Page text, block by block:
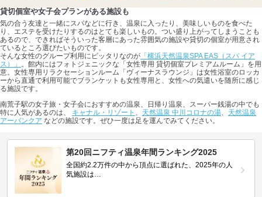
貸切個室や女子会プランがある施設も
気の合う友達と一緒にスパなどに行き、温泉に入ったり、美味しいものを食べた
り、エステを受けたりするのはとても楽しいもの。つい盛り上がってしまうことも
あるので、できればそういった客層にあった雰囲気の施設や貸切の個室が用意され
ているところ選びたいものです。
そんな女性のグループ利用にピッタリなのが 「横浜天然温泉SPA EAS（スパ イア
ス）」 。館内にはフォトジェニックな「女性専用 貸切個室プレミアムルーム」を用
意。女性専用リラクセーションルーム「ヴィーナスラウンジ」は女性浴室のロッカ
ーから直通で利用可能でブランケットも女性専用と、女性への気遣いを随所に感じ
る施設です。
南荒子駅の女子旅・女子会におすすめの温泉、日帰り温泉、スーパー銭湯の中でも
特に人気があるのは、 キャナル・リゾート 、 天然温泉 中川コロナの湯、 天然温泉
アーバンクア などの施設です。ぜひ一度は足を運んでみてください。
第20回ニフティ温泉年間ランキング2025
全国約2.2万件の中から頂点に選ばれた、2025年の人
気施設は…